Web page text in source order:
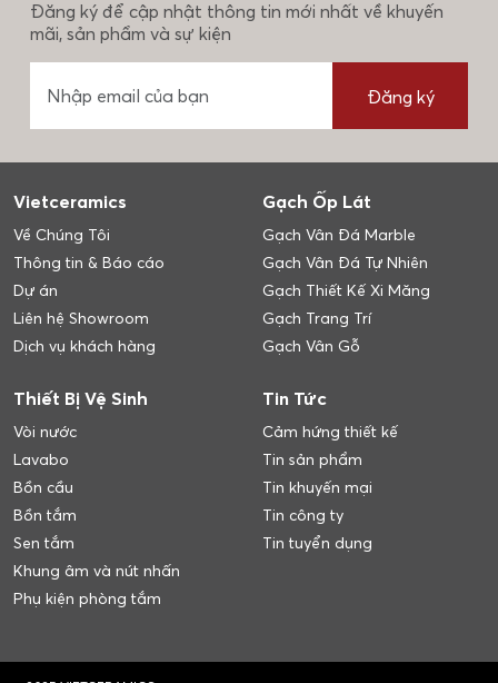
Đăng ký để cập nhật thông tin mới nhất về khuyến
mãi, sản phẩm và sự kiện
Đăng ký
Vietceramics
Về Chúng Tôi
Thông tin & Báo cáo
Dự án
Liên hệ Showroom
Dịch vụ khách hàng
Gạch Ốp Lát
Gạch Vân Đá Marble
Gạch Vân Đá Tự Nhiên
Gạch Thiết Kế Xi Măng
Gạch Trang Trí
Gạch Vân Gỗ
Thiết Bị Vệ Sinh
Vòi nước
Lavabo
Bồn cầu
Bồn tắm
Sen tắm
Khung âm và nút nhấn
Phụ kiện phòng tắm
Tin Tức
Cảm hứng thiết kế
Tin sản phẩm
Tin khuyến mại
Tin công ty
Tin tuyển dụng